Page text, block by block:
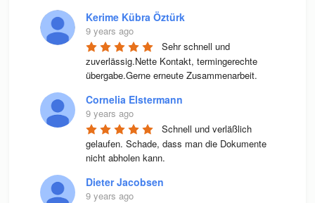
Kerime Kübra Öztürk
9 years ago
Sehr schnell und
zuverlässig.Nette Kontakt, termingerechte
übergabe.Gerne erneute Zusammenarbeit.
Cornelia Elstermann
9 years ago
Schnell und verläßlich
gelaufen. Schade, dass man die Dokumente
nicht abholen kann.
Dieter Jacobsen
9 years ago